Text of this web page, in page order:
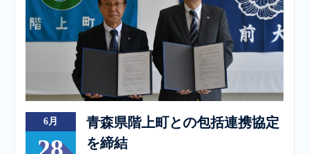
6月
青森県階上町との包括連携協定
を締結